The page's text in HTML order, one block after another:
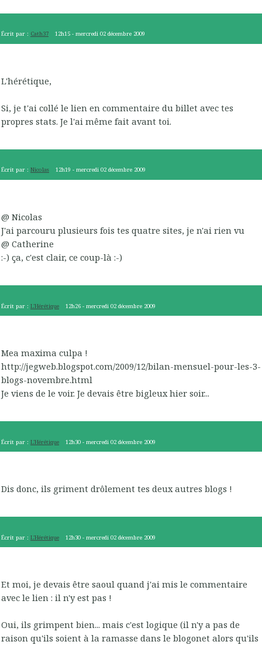
Écrit par : Cath37 12h15 -mercredi 02 décembre 2009
L'hérétique,
Si, je t'ai collé le lien en commentaire du billet avec tes
propres stats. Je l'ai même fait avant toi.
Écrit par : Nicolas 12h19 -mercredi 02 décembre 2009
@ Nicolas
J'ai parcouru plusieurs fois tes quatre sites, je n'ai rien vu
@ Catherine
:-) ça, c'est clair, ce coup-là :-)
Écrit par : L'Hérétique 12h26 -mercredi 02 décembre 2009
Mea maxima culpa !
http://jegweb.blogspot.com/2009/12/bilan-mensuel-pour-les-3-
blogs-novembre.html
Je viens de le voir. Je devais être bigleux hier soir...
Écrit par : L'Hérétique 12h30 -mercredi 02 décembre 2009
Dis donc, ils griment drôlement tes deux autres blogs !
Écrit par : L'Hérétique 12h30 -mercredi 02 décembre 2009
Et moi, je devais être saoul quand j'ai mis le commentaire
avec le lien : il n'y est pas !
Oui, ils grimpent bien... mais c'est logique (il n'y a pas de
raison qu'ils soient à la ramasse dans le blogonet alors qu'ils